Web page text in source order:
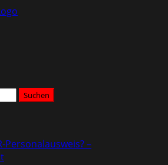
Personalausweis? –